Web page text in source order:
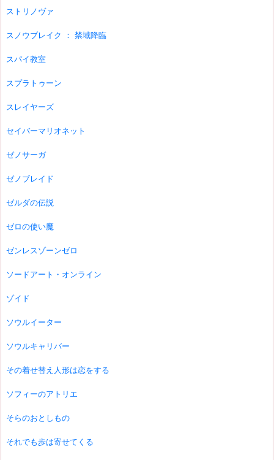
ストリノヴァ
スノウブレイク ： 禁域降臨
スパイ教室
スプラトゥーン
スレイヤーズ
セイバーマリオネット
ゼノサーガ
ゼノブレイド
ゼルダの伝説
ゼロの使い魔
ゼンレスゾーンゼロ
ソードアート・オンライン
ゾイド
ソウルイーター
ソウルキャリバー
その着せ替え人形は恋をする
ソフィーのアトリエ
そらのおとしもの
それでも歩は寄せてくる